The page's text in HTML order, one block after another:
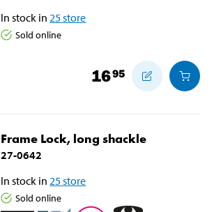
In stock in 25store
Sold online
1695
Frame Lock, long shackle
27-0642
In stock in 25store
Sold online